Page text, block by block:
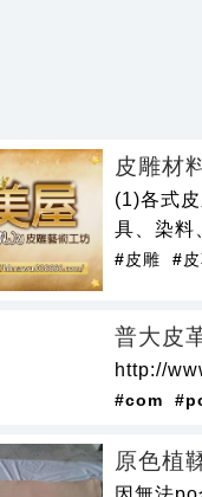
皮雕材
(1)各式
具、染料
#皮雕 #
普大皮
http://
#com
原色植